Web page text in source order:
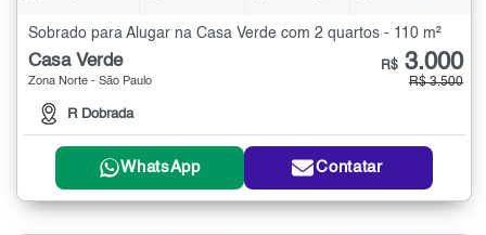
Sobrado para Alugar na Casa Verde com 2 quartos - 110 m²
Casa Verde
Zona Norte - São Paulo
R Dobrada
R$ 3.000
R$ 3.500
WhatsApp Contatar